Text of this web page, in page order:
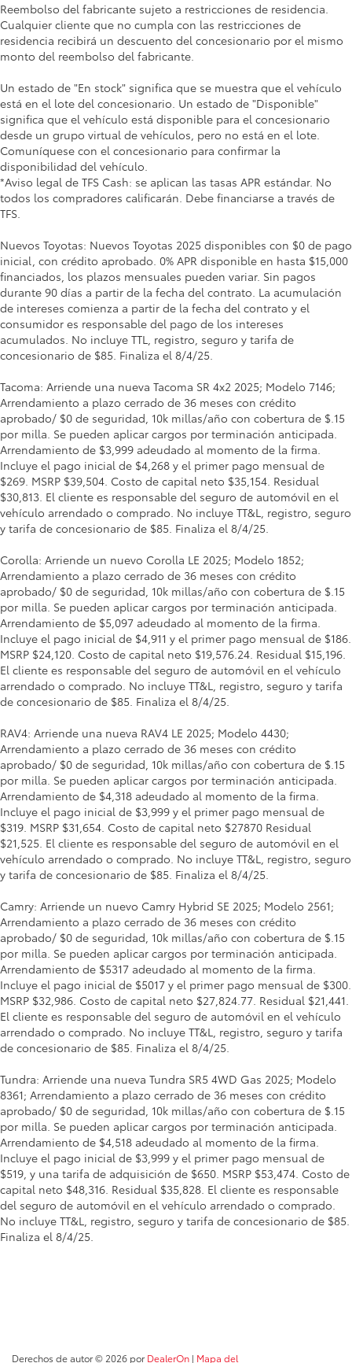
Reembolso del fabricante sujeto a restricciones de residencia.
Cualquier cliente que no cumpla con las restricciones de
residencia recibirá un descuento del concesionario por el mismo
monto del reembolso del fabricante.
Un estado de "En stock" significa que se muestra que el vehículo
está en el lote del concesionario. Un estado de "Disponible"
significa que el vehículo está disponible para el concesionario
desde un grupo virtual de vehículos, pero no está en el lote.
Comuníquese con el concesionario para confirmar la
disponibilidad del vehículo.
*Aviso legal de TFS Cash: se aplican las tasas APR estándar. No
todos los compradores calificarán. Debe financiarse a través de
TFS.
Nuevos Toyotas: Nuevos Toyotas 2025 disponibles con $0 de pago
inicial, con crédito aprobado. 0% APR disponible en hasta $15,000
financiados, los plazos mensuales pueden variar. Sin pagos
durante 90 días a partir de la fecha del contrato. La acumulación
de intereses comienza a partir de la fecha del contrato y el
consumidor es responsable del pago de los intereses
acumulados. No incluye TTL, registro, seguro y tarifa de
concesionario de $85. Finaliza el 8/4/25.
Tacoma: Arriende una nueva Tacoma SR 4x2 2025; Modelo 7146;
Arrendamiento a plazo cerrado de 36 meses con crédito
aprobado/ $0 de seguridad, 10k millas/año con cobertura de $.15
por milla. Se pueden aplicar cargos por terminación anticipada.
Arrendamiento de $3,999 adeudado al momento de la firma.
Incluye el pago inicial de $4,268 y el primer pago mensual de
$269. MSRP $39,504. Costo de capital neto $35,154. Residual
$30,813. El cliente es responsable del seguro de automóvil en el
vehículo arrendado o comprado. No incluye TT&L, registro, seguro
y tarifa de concesionario de $85. Finaliza el 8/4/25.
Corolla: Arriende un nuevo Corolla LE 2025; Modelo 1852;
Arrendamiento a plazo cerrado de 36 meses con crédito
aprobado/ $0 de seguridad, 10k millas/año con cobertura de $.15
por milla. Se pueden aplicar cargos por terminación anticipada.
Arrendamiento de $5,097 adeudado al momento de la firma.
Incluye el pago inicial de $4,911 y el primer pago mensual de $186.
MSRP $24,120. Costo de capital neto $19,576.24. Residual $15,196.
El cliente es responsable del seguro de automóvil en el vehículo
arrendado o comprado. No incluye TT&L, registro, seguro y tarifa
de concesionario de $85. Finaliza el 8/4/25.
RAV4: Arriende una nueva RAV4 LE 2025; Modelo 4430;
Arrendamiento a plazo cerrado de 36 meses con crédito
aprobado/ $0 de seguridad, 10k millas/año con cobertura de $.15
por milla. Se pueden aplicar cargos por terminación anticipada.
Arrendamiento de $4,318 adeudado al momento de la firma.
Incluye el pago inicial de $3,999 y el primer pago mensual de
$319. MSRP $31,654. Costo de capital neto $27870 Residual
$21,525. El cliente es responsable del seguro de automóvil en el
vehículo arrendado o comprado. No incluye TT&L, registro, seguro
y tarifa de concesionario de $85. Finaliza el 8/4/25.
Camry: Arriende un nuevo Camry Hybrid SE 2025; Modelo 2561;
Arrendamiento a plazo cerrado de 36 meses con crédito
aprobado/ $0 de seguridad, 10k millas/año con cobertura de $.15
por milla. Se pueden aplicar cargos por terminación anticipada.
Arrendamiento de $5317 adeudado al momento de la firma.
Incluye el pago inicial de $5017 y el primer pago mensual de $300.
MSRP $32,986. Costo de capital neto $27,824.77. Residual $21,441.
El cliente es responsable del seguro de automóvil en el vehículo
arrendado o comprado. No incluye TT&L, registro, seguro y tarifa
de concesionario de $85. Finaliza el 8/4/25.
Tundra: Arriende una nueva Tundra SR5 4WD Gas 2025; Modelo
8361; Arrendamiento a plazo cerrado de 36 meses con crédito
aprobado/ $0 de seguridad, 10k millas/año con cobertura de $.15
por milla. Se pueden aplicar cargos por terminación anticipada.
Arrendamiento de $4,518 adeudado al momento de la firma.
Incluye el pago inicial de $3,999 y el primer pago mensual de
$519, y una tarifa de adquisición de $650. MSRP $53,474. Costo de
capital neto $48,316. Residual $35,828. El cliente es responsable
del seguro de automóvil en el vehículo arrendado o comprado.
No incluye TT&L, registro, seguro y tarifa de concesionario de $85.
Finaliza el 8/4/25.
Derechos de autor © 2026 porDealerOn | Mapa del